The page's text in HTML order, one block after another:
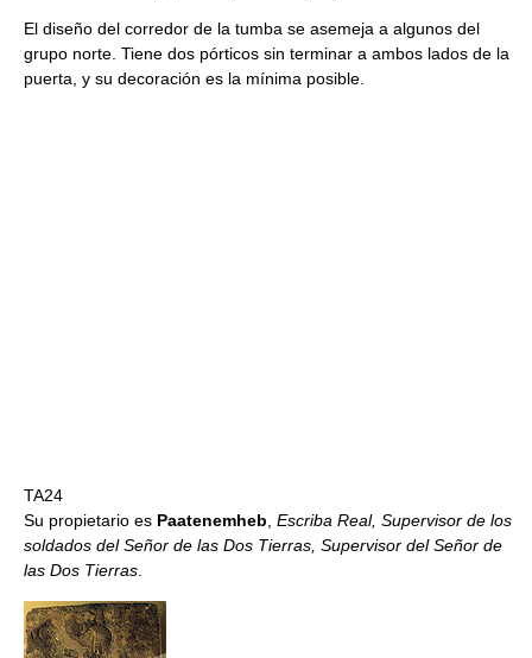
El diseño del corredor de la tumba se asemeja a algunos del
grupo norte. Tiene dos pórticos sin terminar a ambos lados de la
puerta, y su decoración es la mínima posible.
TA24
Su propietario es Paatenemheb, Escriba Real, Supervisor de los
soldados del Señor de las Dos Tierras, Supervisor del Señor de
las Dos Tierras.